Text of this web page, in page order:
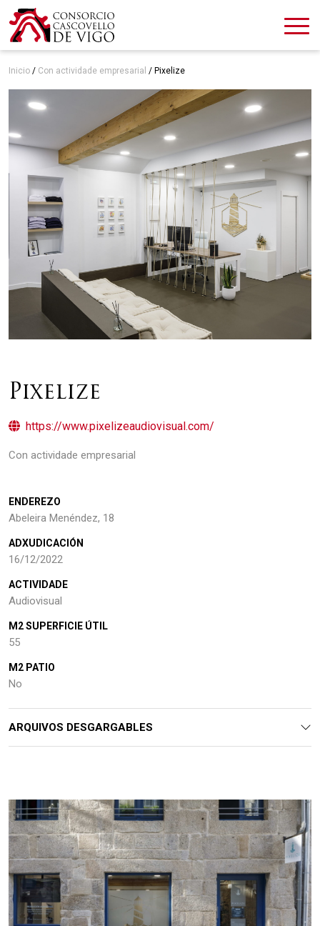
Inicio / Con actividade empresarial / Pixelize
Pixelize
https://www.pixelizeaudiovisual.com/
Con actividade empresarial
ENDEREZO
Abeleira Menéndez, 18
ADXUDICACIÓN
16/12/2022
ACTIVIDADE
Audiovisual
M2 SUPERFICIE ÚTIL
55
M2 PATIO
No
ARQUIVOS DESGARGABLES